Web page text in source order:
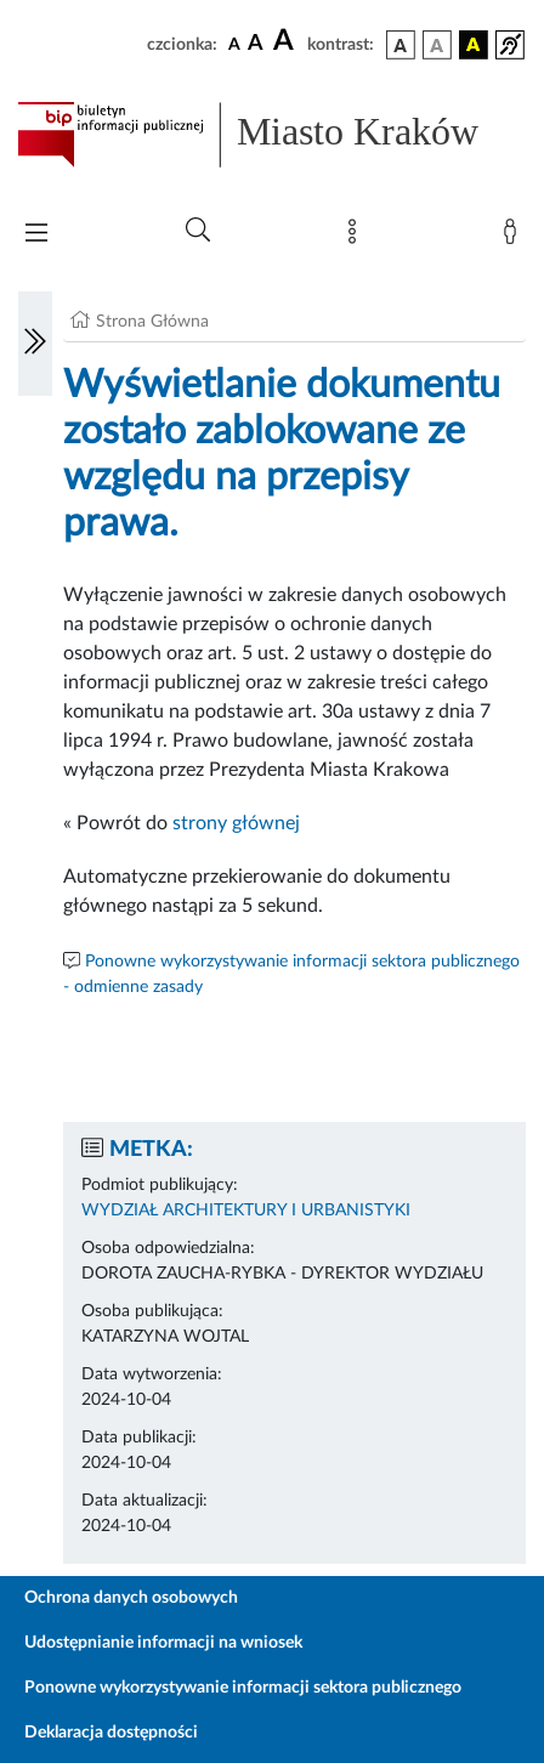
czcionka: A A A kontrast:
Miasto Kraków
Strona Główna
Wyświetlanie dokumentu
zostało zablokowane ze
względu na przepisy
prawa.
Wyłączenie jawności w zakresie danych osobowych
na podstawie przepisów o ochronie danych
osobowych oraz art. 5 ust. 2 ustawy o dostępie do
informacji publicznej oraz w zakresie treści całego
komunikatu na podstawie art. 30a ustawy z dnia 7
lipca 1994 r. Prawo budowlane, jawność została
wyłączona przez Prezydenta Miasta Krakowa
« Powrót dostrony głównej
Automatyczne przekierowanie do dokumentu
głównego nastąpi za 5 sekund.
Ponowne wykorzystywanie informacji sektora publicznego
- odmienne zasady
METKA:
Podmiot publikujący:
WYDZIAŁ ARCHITEKTURY I URBANISTYKI
Osoba odpowiedzialna:
DOROTA ZAUCHA-RYBKA - DYREKTOR WYDZIAŁU
Osoba publikująca:
KATARZYNA WOJTAL
Data wytworzenia:
2024-10-04
Data publikacji:
2024-10-04
Data aktualizacji:
2024-10-04
Ochrona danych osobowych
Udostępnianie informacji na wniosek
Ponowne wykorzystywanie informacji sektora publicznego
Deklaracja dostępności